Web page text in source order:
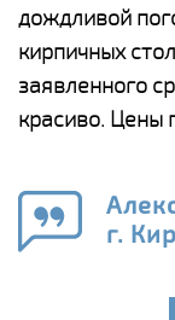
дождливой
кирпичных
заявленного
красиво.
г.